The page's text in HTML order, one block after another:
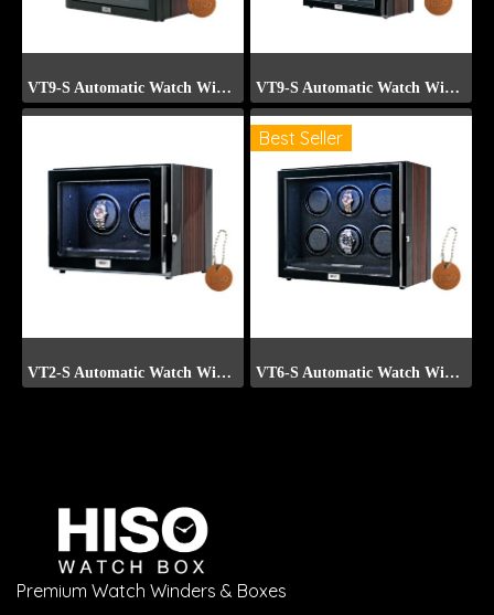
VT9-S Automatic Watch Winder (Front Display) VT9-S Automatic Watch Winder (Front Display)
VT2-S Automatic Watch Winder (Front Display)
Best Seller
VT6-S Automatic Watch Winder (Front Display)
Premium Watch Winders & Boxes